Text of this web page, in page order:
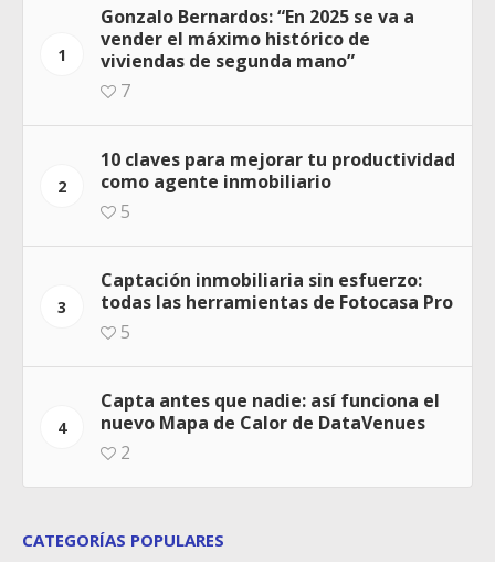
1
Gonzalo Bernardos: “En 2025 se va a
vender el máximo histórico de
viviendas de segunda mano”
7
2
10 claves para mejorar tu productividad
como agente inmobiliario
5
3
Captación inmobiliaria sin esfuerzo:
todas las herramientas de Fotocasa Pro
5
4
Capta antes que nadie: así funciona el
nuevo Mapa de Calor de DataVenues
2
CATEGORÍAS POPULARES